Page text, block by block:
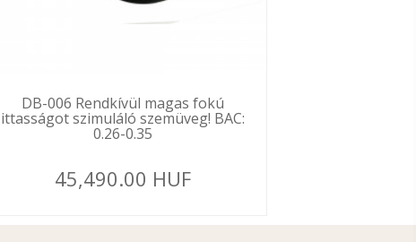
DB-006 Rendkívül magas fokú
ittasságot szimuláló szemüveg! BAC:
0.26-0.35
45,490.00 HUF